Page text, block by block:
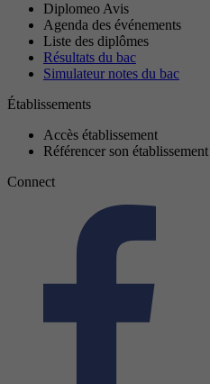
Diplomeo Avis
Agenda des événements
Liste des diplômes
Résultats du bac
Simulateur notes du bac
Établissements
Accès établissement
Référencer son établissement
Connect